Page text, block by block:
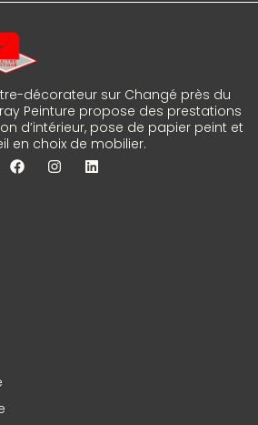
décorateur sur Changé près du
Peinture propose des prestations
d’intérieur, pose de papier peint et
en choix de mobilier.